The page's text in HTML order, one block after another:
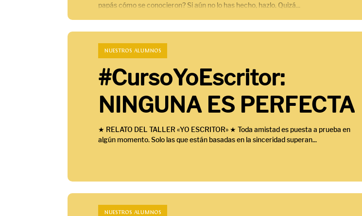
papás cómo se conocieron? Si aún no lo has hecho, hazlo. Quizá...
#CursoYoEscritor:
NINGUNA ES PERFECTA
★ RELATO DEL TALLER «YO ESCRITOR» ★ Toda amistad es puesta a prueba en
algún momento. Solo las que están basadas en la sinceridad superan...
NUESTROS ALUMNOS
NUESTROS ALUMNOS